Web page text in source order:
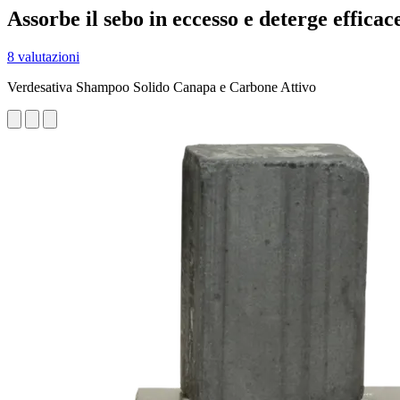
Assorbe il sebo in eccesso e deterge
8 valutazioni
Verdesativa Shampoo Solido Canapa e Carbone Attivo